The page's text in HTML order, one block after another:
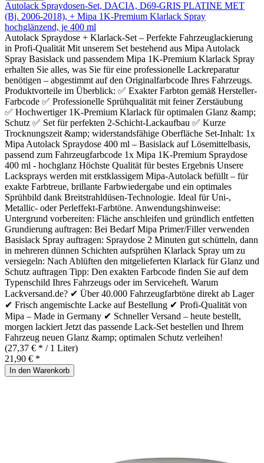
Autolack Spraydosen-Set, DACIA, D69-GRIS PLATINE MET
(Bj. 2006-2018), + Mipa 1K-Premium Klarlack Spray
hochglänzend, je 400 ml
Autolack Spraydose + Klarlack-Set – Perfekte Fahrzeuglackierung
in Profi-Qualität Mit unserem Set bestehend aus Mipa Autolack
Spray Basislack und passendem Mipa 1K-Premium Klarlack Spray
erhalten Sie alles, was Sie für eine professionelle Lackreparatur
benötigen – abgestimmt auf den Originalfarbcode Ihres Fahrzeugs.
Produktvorteile im Überblick: ✅ Exakter Farbton gemäß Hersteller-
Farbcode ✅ Professionelle Sprühqualität mit feiner Zerstäubung
✅ Hochwertiger 1K-Premium Klarlack für optimalen Glanz &amp;
Schutz ✅ Set für perfekten 2-Schicht-Lackaufbau ✅ Kurze
Trocknungszeit &amp; widerstandsfähige Oberfläche Set-Inhalt: 1x
Mipa Autolack Spraydose 400 ml – Basislack auf Lösemittelbasis,
passend zum Fahrzeugfarbcode 1x Mipa 1K-Premium Spraydose
400 ml - hochglanz Höchste Qualität für bestes Ergebnis Unsere
Lacksprays werden mit erstklassigem Mipa-Autolack befüllt – für
exakte Farbtreue, brillante Farbwiedergabe und ein optimales
Sprühbild dank Breitstrahldüsen-Technologie. Ideal für Uni-,
Metallic- oder Perleffekt-Farbtöne. Anwendungshinweise:
Untergrund vorbereiten: Fläche anschleifen und gründlich entfetten
Grundierung auftragen: Bei Bedarf Mipa Primer/Filler verwenden
Basislack Spray auftragen: Spraydose 2 Minuten gut schütteln, dann
in mehreren dünnen Schichten aufsprühen Klarlack Spray um zu
versiegeln: Nach Ablüften den mitgelieferten Klarlack für Glanz und
Schutz auftragen Tipp: Den exakten Farbcode finden Sie auf dem
Typenschild Ihres Fahrzeugs oder im Serviceheft. Warum
Lackversand.de? ✔ Über 40.000 Fahrzeugfarbtöne direkt ab Lager
✔ Frisch angemischte Lacke auf Bestellung ✔ Profi-Qualität von
Mipa – Made in Germany ✔ Schneller Versand – heute bestellt,
morgen lackiert Jetzt das passende Lack-Set bestellen und Ihrem
Fahrzeug neuen Glanz &amp; optimalen Schutz verleihen!
(27,37 € * / 1 Liter)
21,90 € *
In den Warenkorb